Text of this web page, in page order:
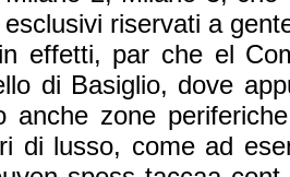
riservati a
effetti, par che el
di Basiglio, dove
anche zone
di lusso, come ad